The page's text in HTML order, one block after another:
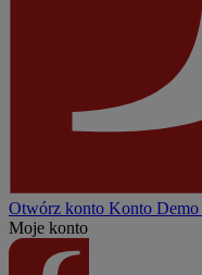
Otwórz konto Konto Demo
Moje konto